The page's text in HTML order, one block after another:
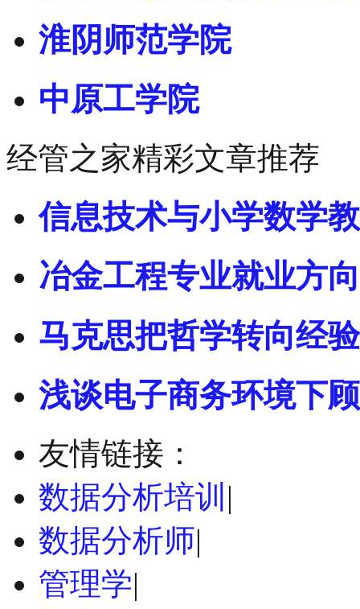
淮阴师范学院
中原工学院
经管之家精彩文章推荐
信息技术与小学数学
冶金工程专业就业方
马克思把哲学转向经
浅谈电子商务环境下
友情链接：
数据分析培训 |
数据分析师|
管理学|